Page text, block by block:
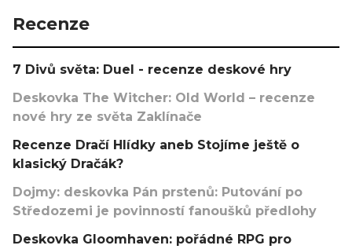
Recenze
7 Divů světa: Duel - recenze deskové hry
Deskovka The Witcher: Old World – recenze
nové hry ze světa Zaklínače
Recenze Dračí Hlídky aneb Stojíme ještě o
klasický Dračák?
Dojmy: deskovka Pán prstenů: Putování po
Středozemi je povinností fanoušků předlohy
Deskovka Gloomhaven: pořádné RPG pro